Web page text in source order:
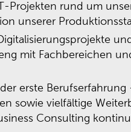
Projekten rund um
unserer
mit Fachbereichen
erste
sowie vielfältige
Consulting